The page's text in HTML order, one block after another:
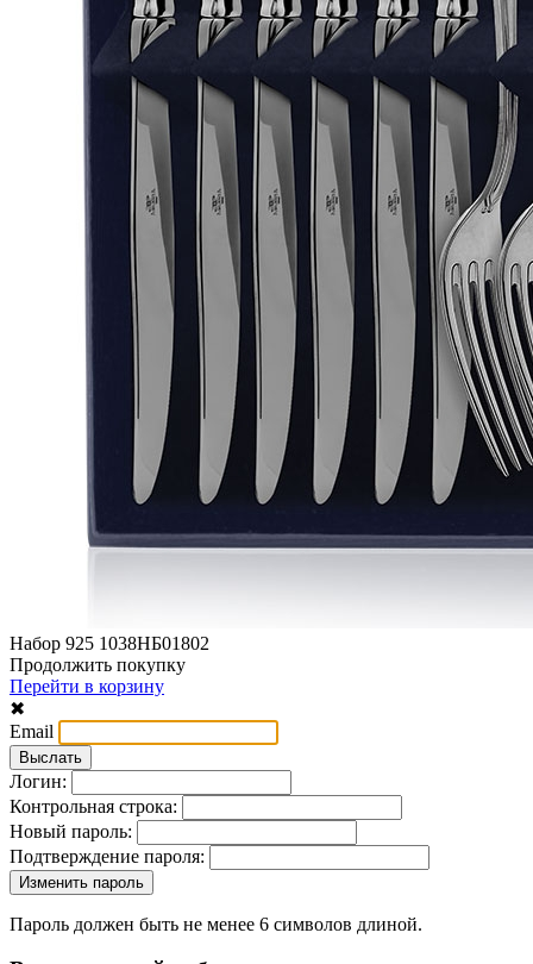
Набор 925 1038НБ01802
Продолжить покупку
Перейти в корзину
✖
Email
Логин:
Контрольная строка:
Новый пароль:
Подтверждение пароля:
Пароль должен быть не менее 6 символов длиной.